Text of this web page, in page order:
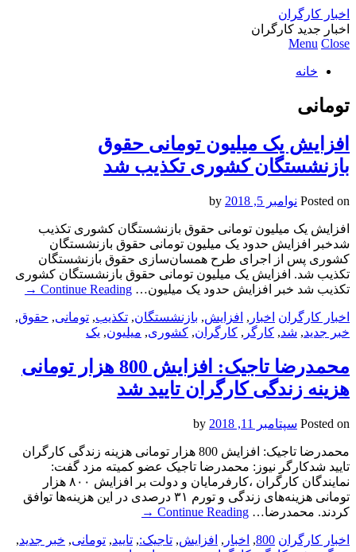
اخبار کارگران
اخبار جدید کارگران
Menu Close
خانه
تومانی
افزایش یک میلیون تومانی حقوق
بازنشستگان کشوری تکذیب شد
Posted on نوامبر 5, 2018
افزایش یک میلیون تومانی حقوق بازنشستگان کشوری تکذیب
شدخبر افزایش حدود یک میلیون تومانی حقوق بازنشستگان
کشوری پس از اجرای طرح همسان‌سازی حقوق بازنشستگان
تکذیب شد. افزایش یک میلیون تومانی حقوق بازنشستگان کشوری
تکذیب شد خبر افزایش حدود یک میلیون… Continue Reading
→
اخبار کارگران اخبار , افزایش, بازنشستگان, تکذیب, تومانی, حقوق,
خبر جدید, شد, کارگر , کارگران, کشوری, میلیون, یک
محمدرضا تاجیک: افزایش 800 هزار تومانی
هزینه زندگی کارگران تایید شد
Posted on سپتامبر 11, 2018
محمدرضا تاجیک: افزایش 800 هزار تومانی هزینه زندگی کارگران
تایید شدکارگر نیوز: محمدرضا تاجیک عضو کمیته مزد گفت:
نمایندگان کارگران ،کارفرمایان و دولت بر افزایش ۸۰۰ هزار
تومانی هزینه‌های زندگی و تورم ۳۱ درصدی در این هزینه‌ها توافق
کردند. محمدرضا… Continue Reading
→
اخبار کارگران 800
, اخبار , افزایش, تاجیک:, تایید, تومانی, خبر جدید,